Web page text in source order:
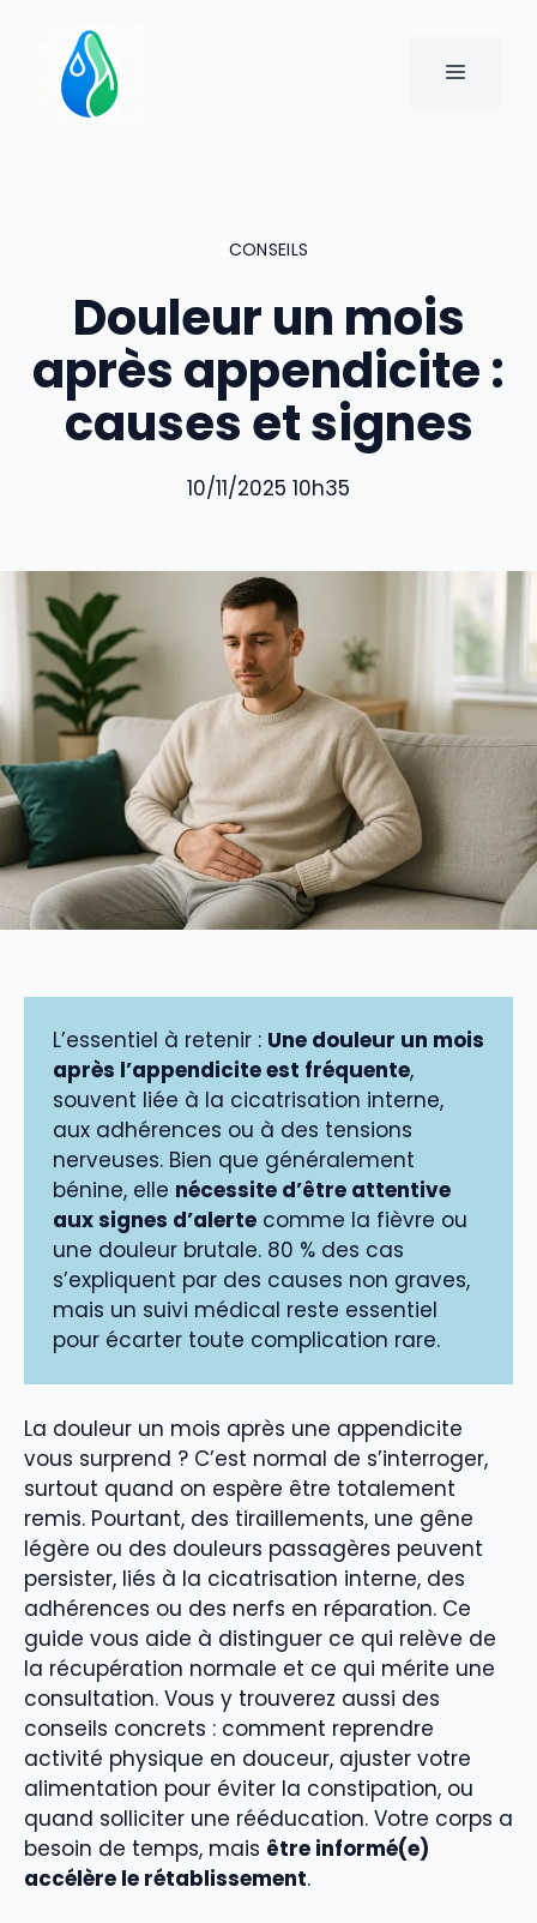
contenu
MENU
CONSEILS
Douleur un mois
après appendicite :
causes et signes
10/11/2025 10h35
L’essentiel à retenir : Une douleur un mois
après l’appendicite est fréquente,
souvent liée à la cicatrisation interne,
aux adhérences ou à des tensions
nerveuses. Bien que généralement
bénine, elle nécessite d’être attentive
aux signes d’alerte comme la fièvre ou
une douleur brutale. 80 % des cas
s’expliquent par des causes non graves,
mais un suivi médical reste essentiel
pour écarter toute complication rare.
La douleur un mois après une appendicite
vous surprend ? C’est normal de s’interroger,
surtout quand on espère être totalement
remis. Pourtant, des tiraillements, une gêne
légère ou des douleurs passagères peuvent
persister, liés à la cicatrisation interne, des
adhérences ou des nerfs en réparation. Ce
guide vous aide à distinguer ce qui relève de
la récupération normale et ce qui mérite une
consultation. Vous y trouverez aussi des
conseils concrets : comment reprendre
activité physique en douceur, ajuster votre
alimentation pour éviter la constipation, ou
quand solliciter une rééducation. Votre corps a
besoin de temps, mais être informé(e)
accélère le rétablissement.